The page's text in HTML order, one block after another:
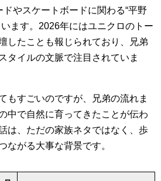
やスケートボードに関わる“平野
ます。2026年にはユニクロのトー
したことも報じられており、兄弟
タイルの文脈で注目されていま
もすごいのですが、兄弟の流れま
中で自然に育ってきたことが伝わ
は、ただの家族ネタではなく、歩
ながる大事な背景です。